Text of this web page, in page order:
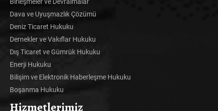
Dava ve Uyuşmazlık Çözümü
Deniz Ticaret Hukuku
Dernekler ve Vakıflar Hukuku
Dış Ticaret ve Gümrük Hukuku
Enerji Hukuku
Bilişim ve Elektronik Haberleşme Hukuku
Boşanma Hukuku
Hizmetlerimiz